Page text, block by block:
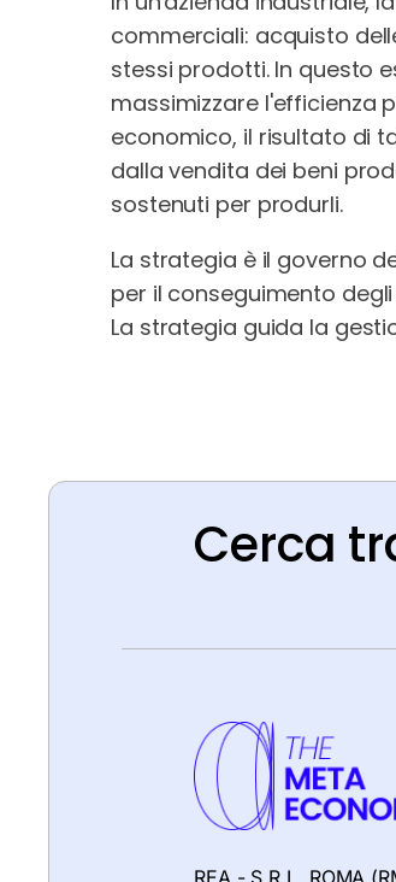
commerciali: acquisto
stessi prodotti. In questo
massimizzare l'efficienza
economico, il risultato di
dalla vendita dei beni
sostenuti per produrli.
La strategia è il governo
per il conseguimento
La strategia guida la
Cerca